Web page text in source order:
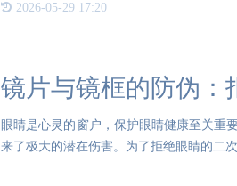
2026-05-29 17:20
镜片与镜框的防伪：
眼睛是心灵的窗户，保护眼睛健康至关重
来了极大的潜在伤害。为了拒绝眼睛的二